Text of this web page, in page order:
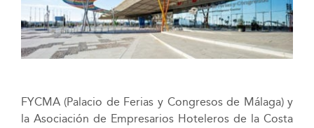
FYCMA (Palacio de Ferias y Congresos de Málaga) y
la Asociación de Empresarios Hoteleros de la Costa